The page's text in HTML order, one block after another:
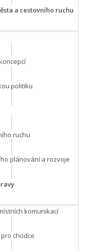
a cestovního ruchu
politiku
ruchu
plánování a rozvoje
komunikací
chodce